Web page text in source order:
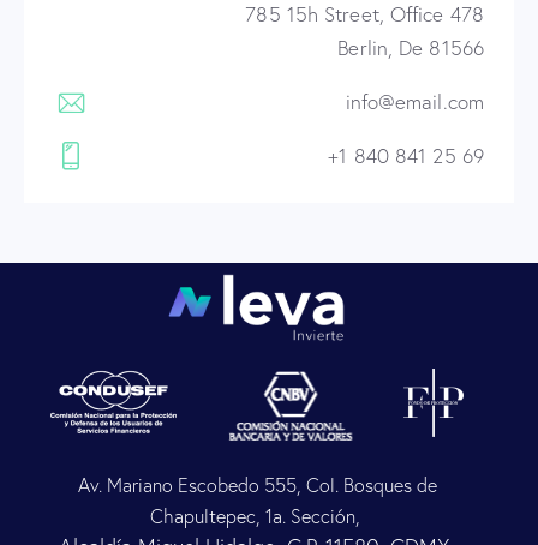
785 15h Street, Office 478
Berlin, De 81566
info@email.com
+1 840 841 25 69
Av. Mariano Escobedo 555, Col. Bosques de
Chapultepec, 1a. Sección,